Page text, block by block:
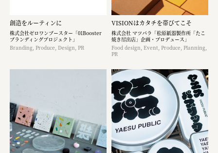
創造をルーティンに
株式会社ゼロワンブースター「01Booster
ブランディングプロジェクト」
Branding, Produce, Design, PR
VISIONはカタチを帯びてこそ
株式会社 マツバラ「松原紙器製作所「たこ
焼き屋出店」企画・プロデュース」
Food design, Event, Produce, Planning,
PR